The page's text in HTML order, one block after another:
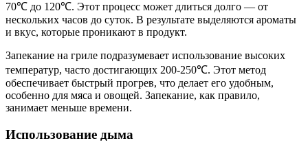
70℃ до 120℃. Этот процесс может длиться долго — от
нескольких часов до суток. В результате выделяются ароматы
и вкус, которые проникают в продукт.
Запекание на гриле подразумевает использование высоких
температур, часто достигающих 200-250℃. Этот метод
обеспечивает быстрый прогрев, что делает его удобным,
особенно для мяса и овощей. Запекание, как правило,
занимает меньше времени.
Использование дыма